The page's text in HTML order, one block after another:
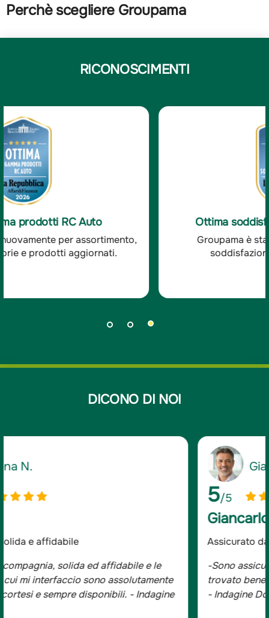
Perchè scegliere Groupama
RICONOSCIMENTI
Ottima soddisfazione clienti RC Auto
Groupama è stata premiata per l'ottima
soddisfazione dei clienti RC auto.
DICONO DI NOI
5/5
Assicurato da oltre 20 anni
-Sono assicurato da oltre 20 anni e mi sono sempre
trovato bene, tutta la famiglia è con Groupama.
- Indagine Doxa*